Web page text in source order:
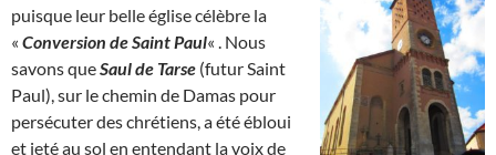
puisque leur belle église célèbre la
« Conversion de Saint Paul« . Nous
savons queSaul de Tarse (futur Saint
Paul), sur le chemin de Damas pour
persécuter des chrétiens, a été ébloui
et jeté au sol en entendant la voix de